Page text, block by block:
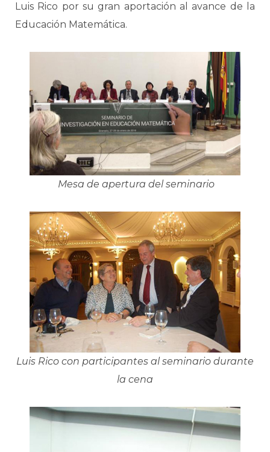
Luis Rico por su gran aportación al avance de la
Educación Matemática.
Mesa de apertura del seminario
Luis Rico con participantes al seminario durante
la cena